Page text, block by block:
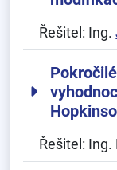
Řešitel: Ing.
Řešitel: Ing.